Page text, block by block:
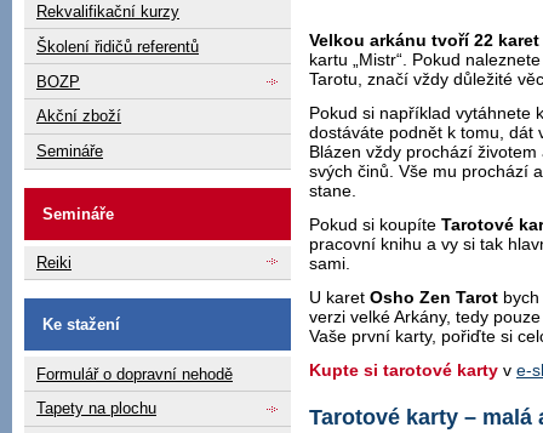
Rekvalifikační kurzy
Školení řidičů referentů
BOZP
Akční zboží
Semináře
Semináře
Reiki
Ke stažení
Formulář o dopravní nehodě
Tapety na plochu
Velkou arkánu tvoří 22 karet
kartu „Mistr“. Pokud
Tarotu, značí vždy důležité
Pokud si například vytáhnete
dostáváte podnět k tomu, dát
Blázen vždy prochází
svých činů. Vše mu prochází
stane.
Pokud si koupíte Tarotové
pracovní knihu a vy si tak
sami.
U karet Osho Zen Tarot
verzi velké Arkány, tedy
Vaše první karty, pořiďte si
Kupte si tarotové karty v e-
Tarotové karty – malá